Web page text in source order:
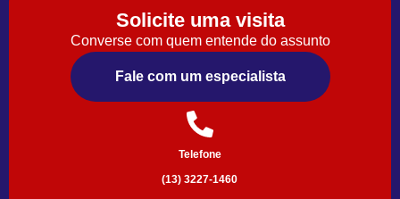
Solicite uma visita
Converse com quem entende do assunto
Fale com um especialista
Telefone
(13) 3227-1460